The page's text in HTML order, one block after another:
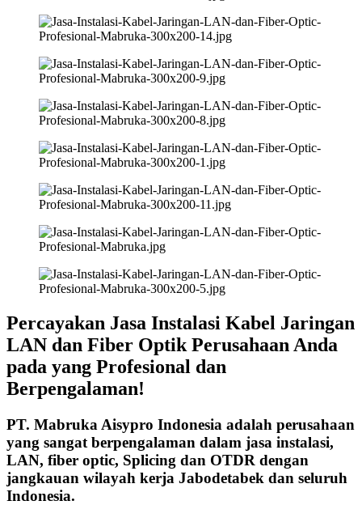
Percayakan Jasa Instalasi Kabel Jaringan
LAN dan Fiber Optik Perusahaan Anda
pada yang Profesional dan
Berpengalaman!
PT. Mabruka Aisypro Indonesia adalah perusahaan
yang sangat berpengalaman dalam jasa instalasi,
LAN, fiber optic, Splicing dan OTDR dengan
jangkauan wilayah kerja Jabodetabek dan seluruh
Indonesia.